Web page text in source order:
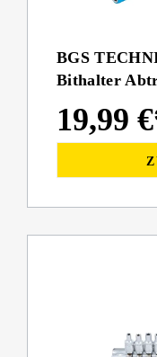
BGS
Bithalter
19,99